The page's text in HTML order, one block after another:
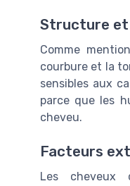
Structure et
Comme
courbure et la
sensibles aux
parce que les
cheveu.
Facteurs
Les cheveux